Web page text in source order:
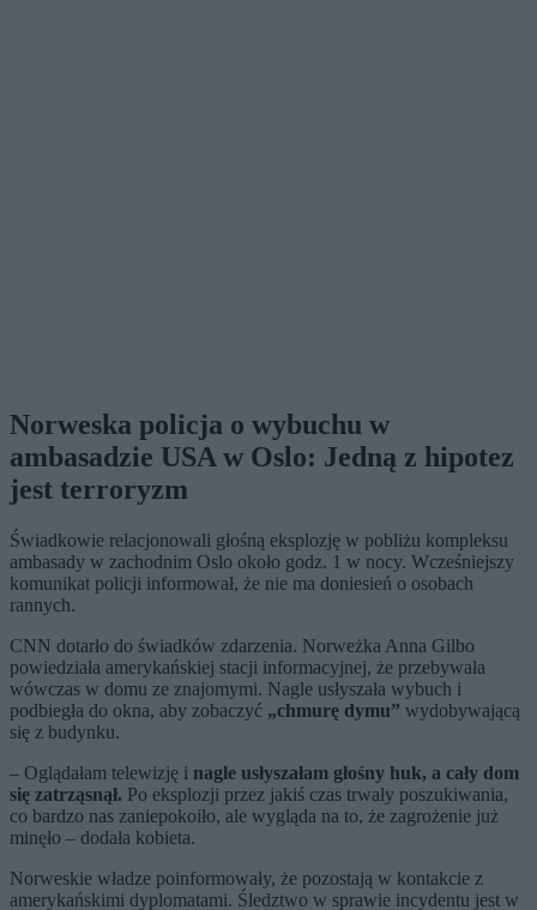
Norweska policja o wybuchu w
ambasadzie USA w Oslo: Jedną z hipotez
jest terroryzm
Świadkowie relacjonowali głośną eksplozję w pobliżu kompleksu
ambasady w zachodnim Oslo około godz. 1 w nocy. Wcześniejszy
komunikat policji informował, że nie ma doniesień o osobach
rannych.
CNN dotarło do świadków zdarzenia. Norweżka Anna Gilbo
powiedziała amerykańskiej stacji informacyjnej, że przebywała
wówczas w domu ze znajomymi. Nagle usłyszała wybuch i
podbiegła do okna, aby zobaczyć „chmurę dymu” wydobywającą
się z budynku.
– Oglądałam telewizję i nagle usłyszałam głośny huk, a cały dom
się zatrząsnął. Po eksplozji przez jakiś czas trwały poszukiwania,
co bardzo nas zaniepokoiło, ale wygląda na to, że zagrożenie już
minęło – dodała kobieta.
Norweskie władze poinformowały, że pozostają w kontakcie z
amerykańskimi dyplomatami. Śledztwo w sprawie incydentu jest w